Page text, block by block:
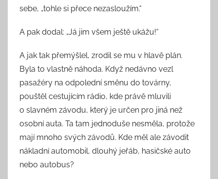
sebe, „tohle si přece nezasloužím.“
A pak dodal: „Já jim všem ještě ukážu!“
A jak tak přemýšlel, zrodil se mu v hlavě plán.
Byla to vlastně náhoda. Když nedávno vezl
pasažéry na odpolední směnu do továrny,
pouštěl cestujícím rádio, kde právě mluvili
o slavném závodu, který je určen pro jiná než
osobní auta. Ta tam jednoduše nesměla, protože
mají mnoho svých závodů. Kde měl ale závodit
nákladní automobil, dlouhý jeřáb, hasičské auto
nebo autobus?